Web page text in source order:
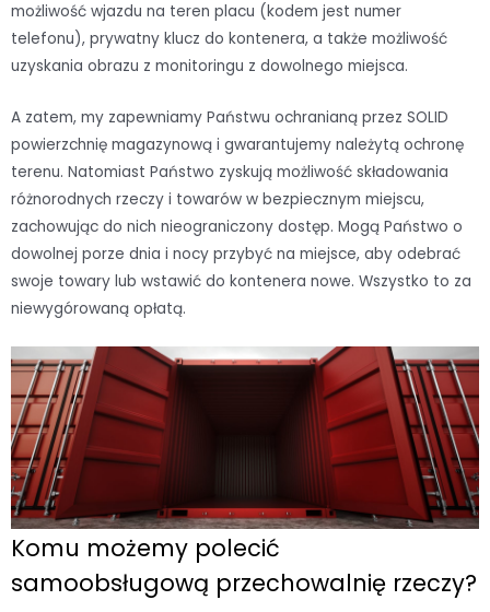
możliwość wjazdu na teren placu (kodem jest numer
telefonu), prywatny klucz do kontenera, a także możliwość
uzyskania obrazu z monitoringu z dowolnego miejsca.
A zatem, my zapewniamy Państwu ochranianą przez SOLID
powierzchnię magazynową i gwarantujemy należytą ochronę
terenu. Natomiast Państwo zyskują możliwość składowania
różnorodnych rzeczy i towarów w bezpiecznym miejscu,
zachowując do nich nieograniczony dostęp. Mogą Państwo o
dowolnej porze dnia i nocy przybyć na miejsce, aby odebrać
swoje towary lub wstawić do kontenera nowe. Wszystko to za
niewygórowaną opłatą.
Komu możemy polecić
samoobsługową przechowalnię rzeczy?